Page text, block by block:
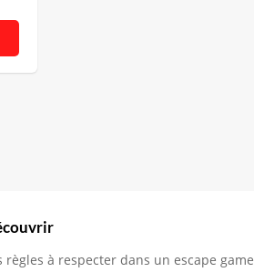
règles à respecter dans un escape game